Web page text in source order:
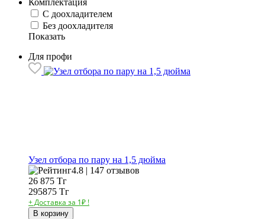
С доохладителем
Без доохладителя
Показать
Для профи
Узел отбора по пару на 1,5 дюйма
4.8 | 147 отзывов
26 875 Тг
295875 Тг
+ Доставка за 1₽ !
В корзину